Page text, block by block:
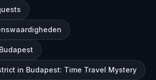
in Budapest: Time Travel Mystery